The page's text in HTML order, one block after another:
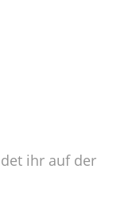
ihr auf der